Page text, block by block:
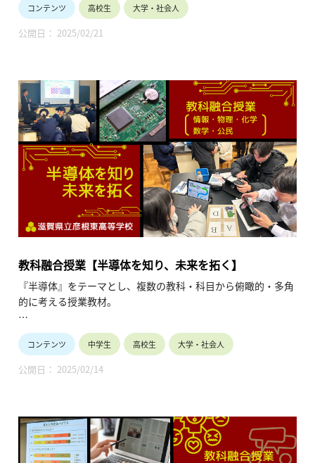
向けた高度な運転支援技術の“今”と“将来”について深掘するシ
リーズの第1弾。
同社のクルマ作りの原点ともいえる「スバル360」「スバル
月公開、19分09秒）
コンテンツ 高校生 大学・社会人
公開日： 2025/02/21
教科融合授業【半導体を知り、未来を拓く】
『半導体』をテーマとし、複数の教科・科目から俯瞰的・多角
的に考える授業教材。
私たちの生活は、スマホ、ＰＣおよびタブレット端末をはじめ
多くの電子機器にあふれ、これらの機器をなしでは考えられな
いものとなっている。これらの機器の基本構成部品が、半導体
素子である。これまででは全く想像もつかない物にまで半導体
来を拓く』という教科融合授業を実施した。
現在、高校における半導体学習については、多様なアプローチ
がある。この教科融合授業では、それぞれが有機的に結びつ
コンテンツ 中学生 高校生 大学・社会人
公開日： 2025/02/14